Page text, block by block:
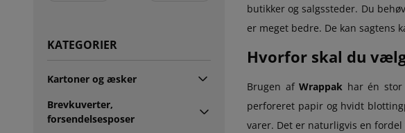
KATEGORIER
Kartoner og æsker
Brevkuverter,
forsendelsesposer
butikker og salgssteder. Du
er meget bedre. De kan sagtens
Hvorfor skal du
Brugen afWrappak har én
perforeret papir og hvidt
varer. Det er naturligvis en